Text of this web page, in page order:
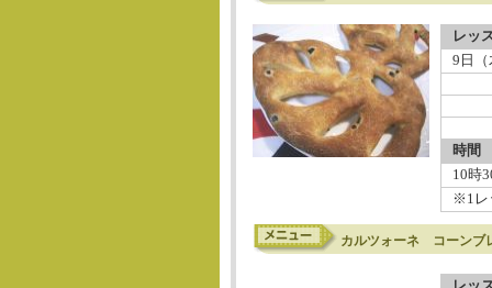
レッ
9日（
時間
10時
※1レ
カルツォーネ コーンブ